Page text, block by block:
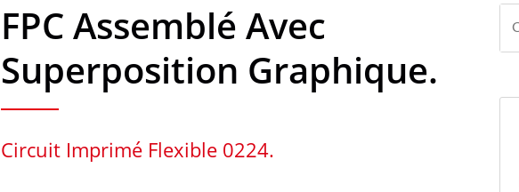
FPC Assemblé Avec
Superposition Graphique.
Circuit Imprimé Flexible 0224.